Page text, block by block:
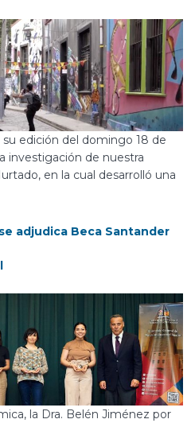
su edición del domingo 18 de
investigación de nuestra
en la cual desarrolló una
adjudica Beca Santander
la Dra. Belén Jiménez por